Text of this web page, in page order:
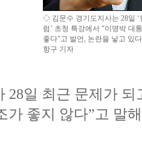
◇ 김문수 경기도지사는 28일 ‘
럼’ 초청 특강에서 "이명박 대
좋다"고 발언, 논란을 낳고 있
항구 기자
28일 최근 문제가
가 좋지 않다”고 말